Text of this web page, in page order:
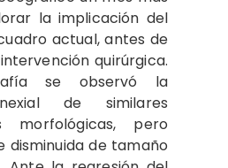
la implicación del
actual, antes de
quirúrgica.
se observó la
de similares
morfológicas, pero
disminuida de tamaño